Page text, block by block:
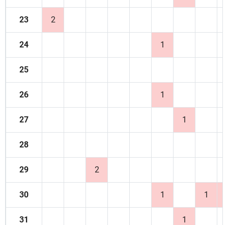
23 2
24 1
25
26 1
27 1
28
29 2
30 1 1
31 1